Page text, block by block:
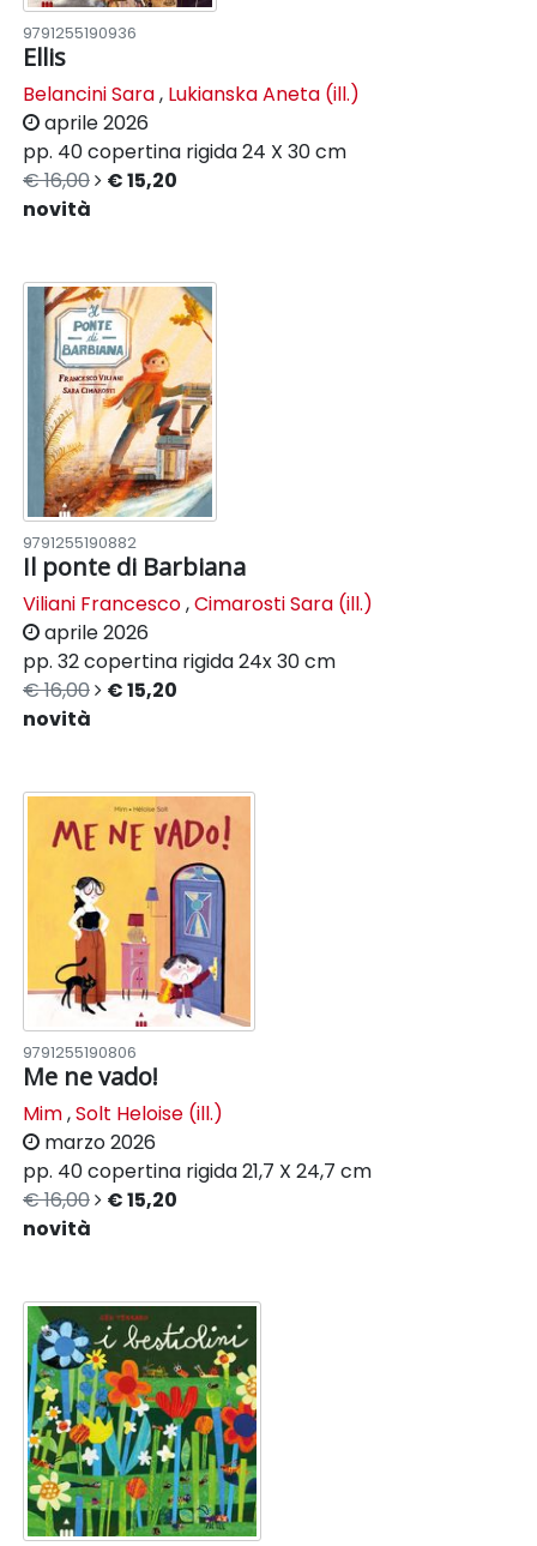
9791255190936
Ellis
Belancini Sara, Lukianska Aneta (ill.)
aprile 2026
pp. 40copertina rigida24 X 30 cm
€ 16,00
€ 15,20
novità
9791255190882
Il ponte di Barbiana
Viliani Francesco,Cimarosti Sara (ill.)
aprile 2026
pp. 32copertina rigida24x 30 cm
€ 16,00
€ 15,20
novità
9791255190806
Me ne vado!
Mim,Solt Heloise (ill.)
marzo 2026
pp. 40copertina rigida21,7 X 24,7 cm
€ 16,00
€ 15,20
novità